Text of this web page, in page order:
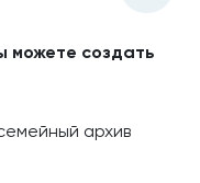
можете создать
архив